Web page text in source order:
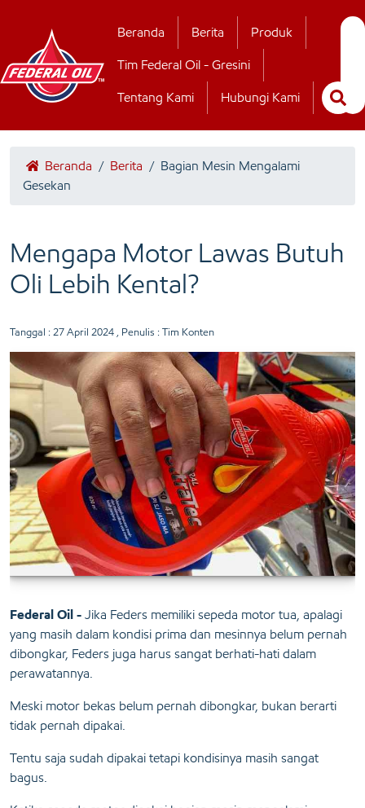
Hubungi Kamii
Beranda Berita Produk
Tim Federal Oil - Gresini
Tentang Kami Hubungi Kami
Beranda / Berita / Bagian Mesin Mengalami
Gesekan
Mengapa Motor Lawas Butuh
Oli Lebih Kental?
Tanggal : 27 April 2024 , Penulis : Tim Konten
Federal Oil - Jika Feders memiliki sepeda motor tua, apalagi
yang masih dalam kondisi prima dan mesinnya belum pernah
dibongkar, Feders juga harus sangat berhati-hati dalam
perawatannya.
Meski motor bekas belum pernah dibongkar, bukan berarti
tidak pernah dipakai.
Tentu saja sudah dipakai tetapi kondisinya masih sangat
bagus.